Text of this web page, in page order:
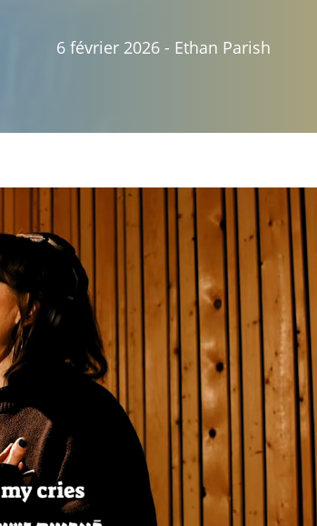
6 février 2026 - Ethan Parish